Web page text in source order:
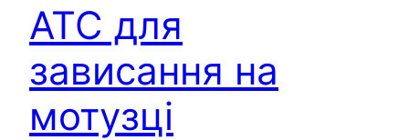
ATC для
зависання на
мотузці